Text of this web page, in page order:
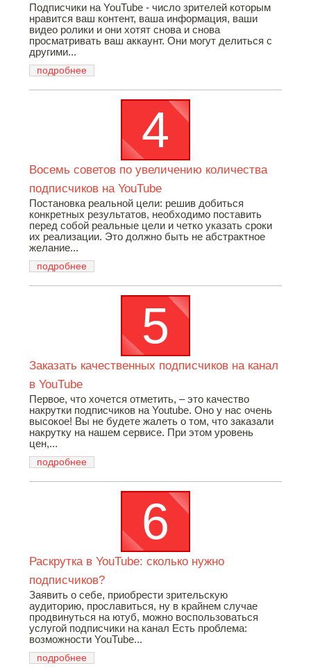
Подписчики на YouTube - число зрителей которым
нравится ваш контент, ваша информация, ваши
видео ролики и они хотят снова и снова
просматривать ваш аккаунт. Они могут делиться с
другими...
подробнее
Восемь советов по увеличению количества
подписчиков на YouTube
Постановка реальной цели: решив добиться
конкретных результатов, необходимо поставить
перед собой реальные цели и четко указать сроки
их реализации. Это должно быть не абстрактное
желание...
подробнее
Заказать качественных подписчиков на канал
в YouTube
Первое, что хочется отметить, – это качество
накрутки подписчиков на Youtube. Оно у нас очень
высокое! Вы не будете жалеть о том, что заказали
накрутку на нашем сервисе. При этом уровень
цен,...
подробнее
Раскрутка в YouTube: сколько нужно
подписчиков?
Заявить о себе, приобрести зрительскую
аудиторию, прославиться, ну в крайнем случае
продвинуться на ютуб, можно воспользоваться
услугой подписчики на канал Есть проблема:
возможности YouTube...
подробнее